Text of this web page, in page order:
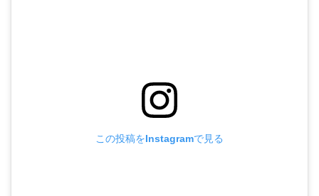
この投稿をInstagramで見る